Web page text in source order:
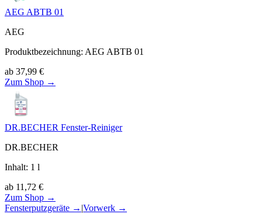
AEG ABTB 01
AEG
Produktbezeichnung: AEG ABTB 01
ab 37,99 €
Zum Shop →
DR.BECHER Fenster-Reiniger
DR.BECHER
Inhalt: 1 l
ab 11,72 €
Zum Shop →
Fensterputzgeräte → |Vorwerk →